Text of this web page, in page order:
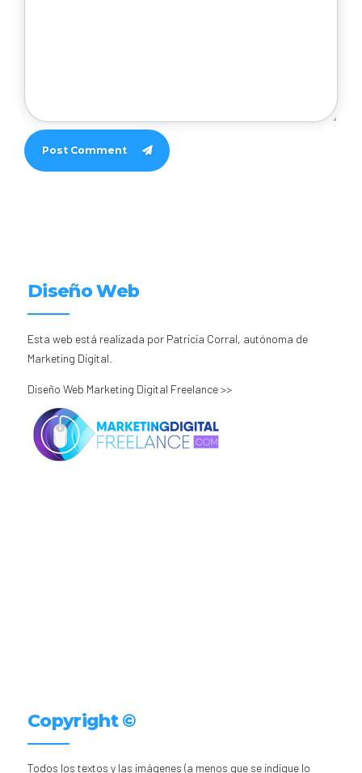
Post Comment
Diseño Web
Esta web está realizada por Patricia Corral, autónoma de
Marketing Digital.
Diseño Web Marketing Digital Freelance >>
Copyright ©
Todos los textos y las imágenes (a menos que se indique lo